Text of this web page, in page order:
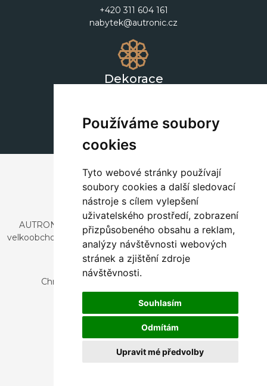
Používáme soubory
cookies
Tyto webové stránky používají
soubory cookies a další sledovací
nástroje s cílem vylepšení
uživatelského prostředí, zobrazení
přizpůsobeného obsahu a reklam,
analýzy návštěvnosti webových
stránek a zjištění zdroje
návštěvnosti.
Souhlasím
Odmítám
Upravit mé předvolby
+420 311 604 161
nabytek@autronic.cz
Dekorace
AUTRONIC, s.r.o. je společnost zabývající se dovozem a
velkoobchodním prodejem designového i stylového nábytku
a dekorací.
Česká republika
Chrustenice 270, 267 12 Loděnice u Berouna
Slovensko
Nová 366, 032 02 Závažná Poruba